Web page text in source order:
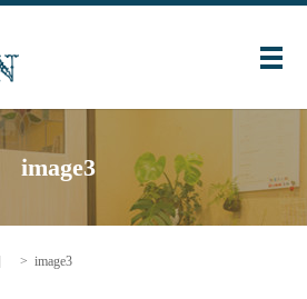
メ
image3
image3